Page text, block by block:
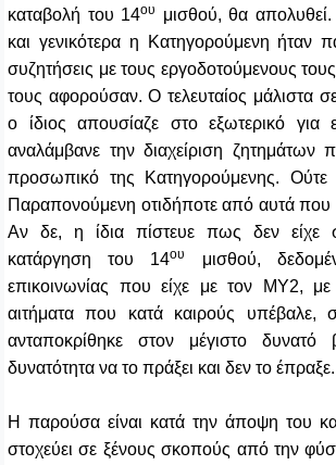
καταβολή του 14ου
μισθού, θα
και γενικότερα η Κατηγορούμενη ήταν
συζητήσεις με τους εργοδοτούμενους
τους αφορούσαν. Ο τελευταίος μάλιστα
ο ίδιος απουσίαζε στο εξωτερικό για
αναλάμβανε την διαχείριση
προσωπικό της Κατηγορούμενης. Ούτε
Παραπονούμενη οτιδήποτε από αυτά που
Αν δε, η ίδια πίστευε πως δεν είχε
κατάργηση του 14ου
μισθού,
επικοινωνίας που είχε με τον ΜΥ2,
αιτήματα που κατά καιρούς
ανταποκρίθηκε στον μέγιστο δυνατό
δυνατότητα να το πράξει και δεν το έπραξε.
Η παρούσα είναι κατά την άποψη του
στοχεύει σε ξένους σκοπούς από την